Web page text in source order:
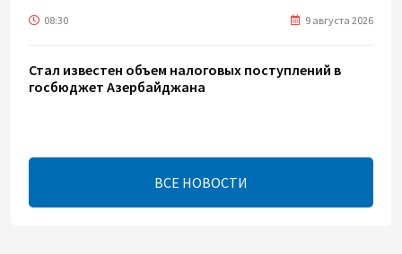
08:30 9 августа 2026
Стал известен объем налоговых поступлений в
госбюджет Азербайджана
ВСЕ НОВОСТИ